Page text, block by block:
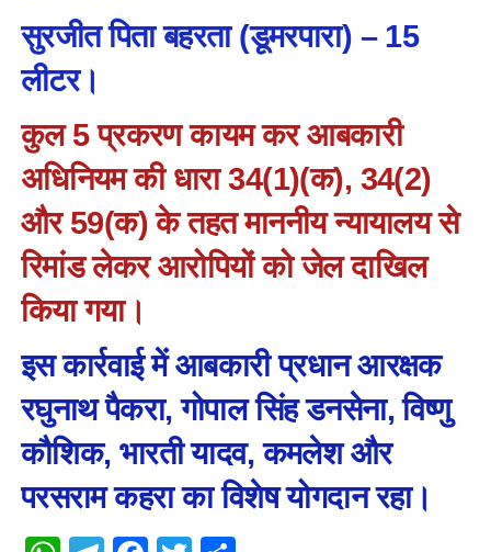
सुरजीत पिता बहरता (डूमरपारा) – 15
लीटर।
कुल 5 प्रकरण कायम कर आबकारी
अधिनियम की धारा 34(1)(क), 34(2)
और 59(क) के तहत माननीय न्यायालय से
रिमांड लेकर आरोपियों को जेल दाखिल
किया गया।
इस कार्रवाई में आबकारी प्रधान आरक्षक
रघुनाथ पैकरा, गोपाल सिंह डनसेना, विष्णु
कौशिक, भारती यादव, कमलेश और
परसराम कहरा का विशेष योगदान रहा।